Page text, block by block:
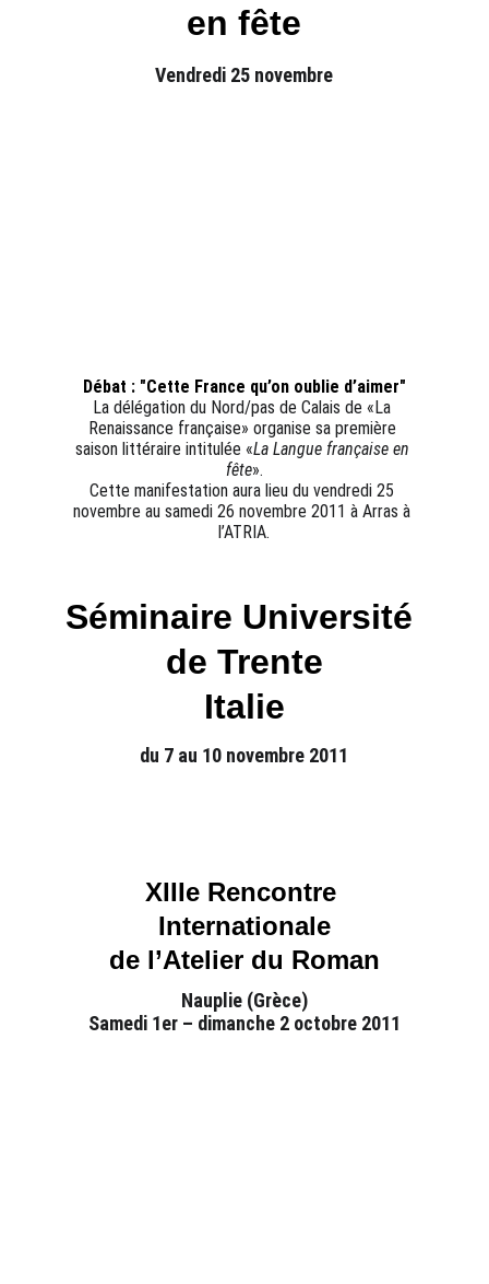
en fête
Vendredi 25 novembre
Débat : "Cette France qu’on oublie d’aimer"
La délégation du Nord/pas de Calais de «La
Renaissance française» organise sa première
saison littéraire intitulée «La Langue française en
fête».
Cette manifestation aura lieu du vendredi 25
novembre au samedi 26 novembre 2011 à Arras à
l’ATRIA.
Séminaire Université
de Trente
Italie
du 7 au 10 novembre 2011
XIIIe Rencontre
Internationale
de l’Atelier du Roman
Nauplie (Grèce)
Samedi 1er – dimanche 2 octobre 2011